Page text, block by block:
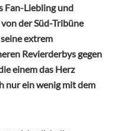
Fan-Liebling und
der Süd-Tribüne
extrem
Revierderbys gegen
einem das Herz
nur ein wenig mit dem